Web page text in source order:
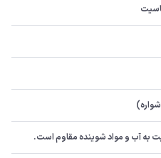
به آب و مواد شوینده مقاوم است.